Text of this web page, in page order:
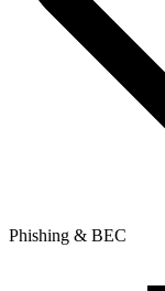
Phishing & BEC